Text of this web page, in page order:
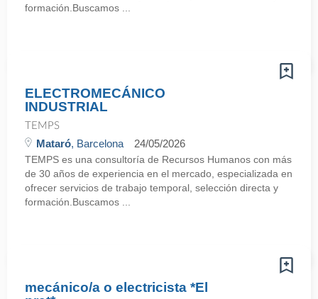
formación.Buscamos ...
ELECTROMECÁNICO
INDUSTRIAL
TEMPS
Mataró, Barcelona 24/05/2026
TEMPS es una consultoría de Recursos Humanos con más
de 30 años de experiencia en el mercado, especializada en
ofrecer servicios de trabajo temporal, selección directa y
formación.Buscamos ...
mecánico/a o electricista *El